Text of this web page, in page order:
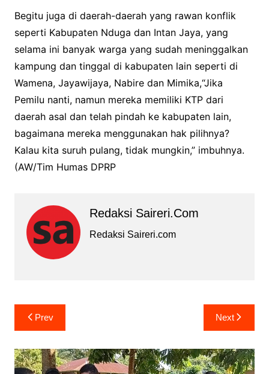
Begitu juga di daerah-daerah yang rawan konflik
seperti Kabupaten Nduga dan Intan Jaya, yang
selama ini banyak warga yang sudah meninggalkan
kampung dan tinggal di kabupaten lain seperti di
Wamena, Jayawijaya, Nabire dan Mimika,“Jika
Pemilu nanti, namun mereka memiliki KTP dari
daerah asal dan telah pindah ke kabupaten lain,
bagaimana mereka menggunakan hak pilihnya?
Kalau kita suruh pulang, tidak mungkin,” imbuhnya.
(AW/Tim Humas DPRP
Redaksi Saireri.com
Redaksi Saireri.com
Navigasi
pos
Prev Next